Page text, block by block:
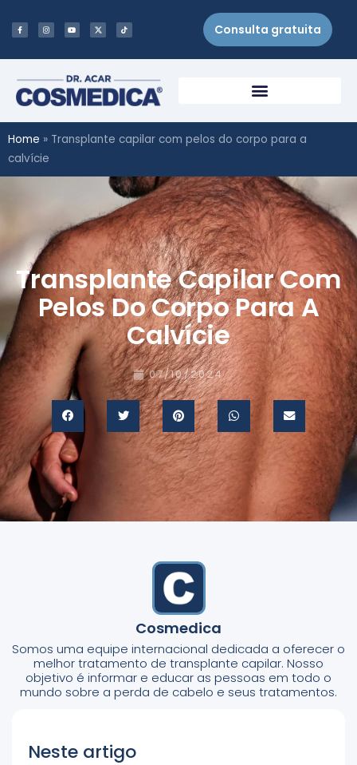
Consulta gratuita
Home » Transplante capilar com pelos do corpo para a
calvície
Transplante Capilar Com
Pelos Do Corpo Para A
Calvície
07/10/2024
Cosmedica
Somos uma equipe internacional dedicada a oferecer o
melhor tratamento de transplante capilar. Nosso
objetivo é informar e educar as pessoas em todo o
mundo sobre a perda de cabelo e seus tratamentos.
Neste artigo